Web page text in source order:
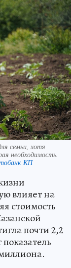
семьи, хотя
необходимость.
КП
влияет на
стоимость
почти 2,2